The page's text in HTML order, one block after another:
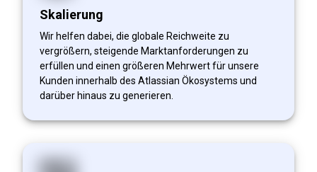
Skalierung
Wir helfen dabei, die globale Reichweite zu
vergrößern, steigende Marktanforderungen zu
erfüllen und einen größeren Mehrwert für unsere
Kunden innerhalb des Atlassian Ökosystems und
darüber hinaus zu generieren.